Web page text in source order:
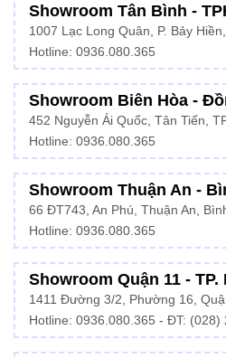
Showroom Tân Bình -
1007 Lạc Long Quân, P. Bảy
Hotline: 0936.080.365
Showroom Biên Hòa -
452 Nguyễn Ái Quốc, Tân Tiến,
Hotline: 0936.080.365
Showroom Thuận An -
66 ĐT743, An Phú, Thuận An,
Hotline: 0936.080.365
Showroom Quận 11 - TP.
1411 Đường 3/2, Phường 16,
Hotline: 0936.080.365 - ĐT: (028)